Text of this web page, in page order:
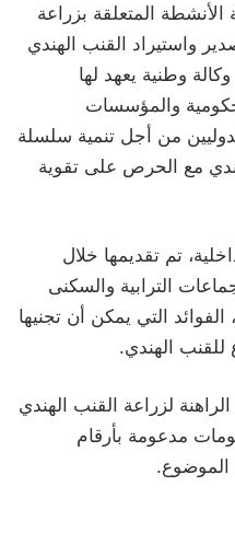
المتعلقة بزراعة
واستيراد القنب الهندي
وطنية يعهد لها
والمؤسسات
من أجل تنمية سلسلة
مع الحرص على تقوية
تم تقديمها خلال
الترابية والسكنى
التي يمكن أن تجنيها
للقنب الهندي.
لزراعة القنب الهندي
مدعومة بأرقام